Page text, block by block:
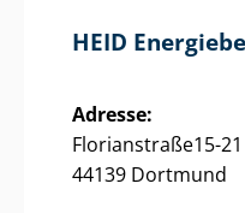
HEID
Adresse:
Florianstraße15-21
44139 Dortmund